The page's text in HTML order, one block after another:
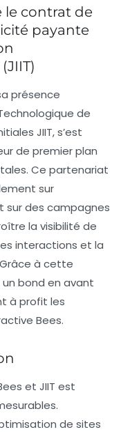
le contrat de
payante
présence
de
JIIT, s’est
de premier plan
Ce partenariat
sur
sur des campagnes
la visibilité de
interactions et la
à cette
un bond en avant
à profit les
Bees.
et JIIT est
de sites